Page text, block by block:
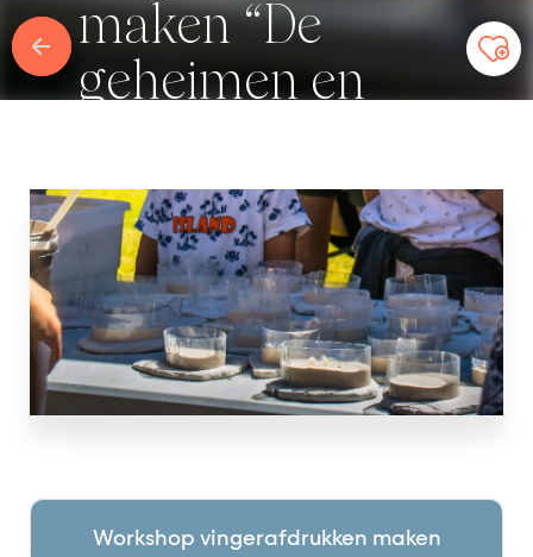
maken “De
geheimen en
wilde fauna”
Workshop vingerafdrukken maken